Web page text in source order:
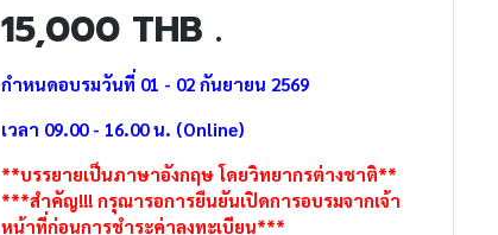
15,000 THB .
กำหนดอบรมวันที่ 01 - 02 กันยายน 2569
เวลา 09.00 - 16.00 น. (Online)
**บรรยายเป็นภาษาอังกฤษ โดยวิทยากรต่างชาติ**
***สำคัญ!!! กรุณารอการยืนยันเปิดการอบรมจากเจ้า
หน้าที่ก่อนการชำระค่าลงทะเบียน***